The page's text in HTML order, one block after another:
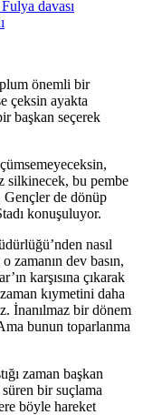
davası
önemli bir
çeksin ayakta
başkan seçerek
silkinecek, bu pembe
Gençler de dönüp
konuşuluyor.
nasıl
zamanın dev basın,
karşısına çıkarak
kıymetini daha
İnanılmaz bir dönem
bunun toparlanma
zaman başkan
süren bir suçlama
böyle hareket